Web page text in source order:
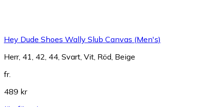
Hey Dude Shoes Wally Slub Canvas (Men's)
Herr, 41, 42, 44, Svart, Vit, Röd, Beige
fr.
489 kr